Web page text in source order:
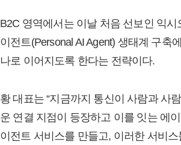
B2C 영역에서는 이날 처음 선보인 익시
이전트(Personal AI Agent) 생태계 구
나로 이어지도록 한다는 전략이다.
황 대표는 “지금까지 통신이 사람과 사
운 연결 지점이 등장하고 이를 잇는 에
이전트 서비스를 만들고, 이러한 서비